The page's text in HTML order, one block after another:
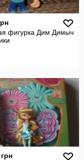
фигурка Дим Димыч